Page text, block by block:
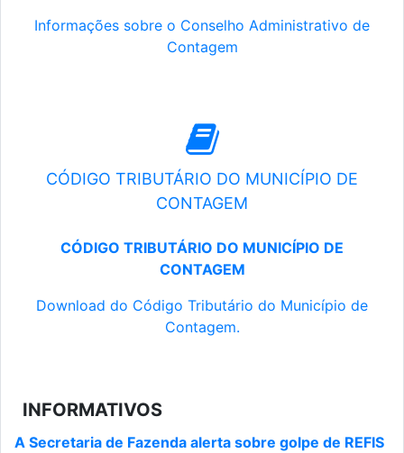
Informações sobre o Conselho Administrativo de
Contagem
CÓDIGO TRIBUTÁRIO DO MUNICÍPIO DE
CONTAGEM
CÓDIGO TRIBUTÁRIO DO MUNICÍPIO DE
CONTAGEM
Download do Código Tributário do Município de
Contagem.
INFORMATIVOS
A Secretaria de Fazenda alerta sobre golpe de REFIS